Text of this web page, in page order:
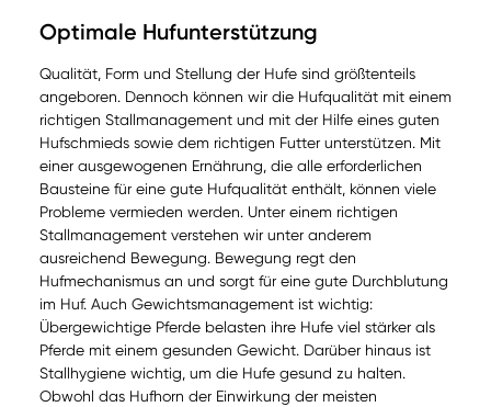
Optimale Hufunterstützung
Qualität, Form und Stellung der Hufe sind größtenteils
angeboren. Dennoch können wir die Hufqualität mit einem
richtigen Stallmanagement und mit der Hilfe eines guten
Hufschmieds sowie dem richtigen Futter unterstützen. Mit
einer ausgewogenen Ernährung, die alle erforderlichen
Bausteine für eine gute Hufqualität enthält, können viele
Probleme vermieden werden. Unter einem richtigen
Stallmanagement verstehen wir unter anderem
ausreichend Bewegung. Bewegung regt den
Hufmechanismus an und sorgt für eine gute Durchblutung
im Huf. Auch Gewichtsmanagement ist wichtig:
Übergewichtige Pferde belasten ihre Hufe viel stärker als
Pferde mit einem gesunden Gewicht. Darüber hinaus ist
Stallhygiene wichtig, um die Hufe gesund zu halten.
Obwohl das Hufhorn der Einwirkung der meisten